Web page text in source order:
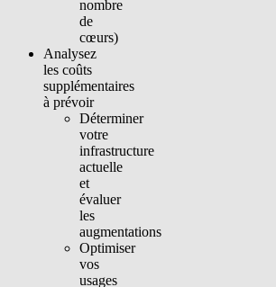
nombre
de
cœurs)
Analysez
les coûts
supplémentaires
à prévoir
Déterminer
votre
infrastructure
actuelle
et
évaluer
les
augmentations
Optimiser
vos
usages